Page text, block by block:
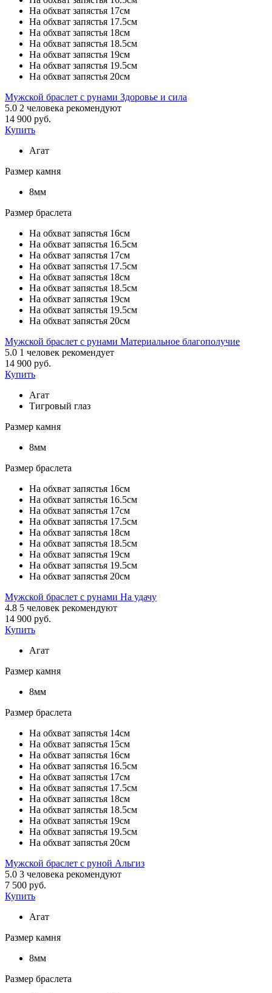
На обхват запястья 17см
На обхват запястья 17.5см
На обхват запястья 18см
На обхват запястья 18.5см
На обхват запястья 19см
На обхват запястья 19.5см
На обхват запястья 20см
Мужской браслет с рунами Здоровье и сила
5.0 2 человека рекомендуют
14 900 руб.
Купить
Агат
Размер камня
8мм
Размер браслета
На обхват запястья 16см
На обхват запястья 16.5см
На обхват запястья 17см
На обхват запястья 17.5см
На обхват запястья 18см
На обхват запястья 18.5см
На обхват запястья 19см
На обхват запястья 19.5см
На обхват запястья 20см
Мужской браслет с рунами Материальное благополучие
5.0 1 человек рекомендует
14 900 руб.
Купить
Агат
Тигровый глаз
Размер камня
8мм
Размер браслета
На обхват запястья 16см
На обхват запястья 16.5см
На обхват запястья 17см
На обхват запястья 17.5см
На обхват запястья 18см
На обхват запястья 18.5см
На обхват запястья 19см
На обхват запястья 19.5см
На обхват запястья 20см
Мужской браслет с рунами На удачу
4.8 5 человек рекомендуют
14 900 руб.
Купить
Агат
Размер камня
8мм
Размер браслета
На обхват запястья 14см
На обхват запястья 15см
На обхват запястья 16см
На обхват запястья 16.5см
На обхват запястья 17см
На обхват запястья 17.5см
На обхват запястья 18см
На обхват запястья 18.5см
На обхват запястья 19см
На обхват запястья 19.5см
На обхват запястья 20см
Мужской браслет с руной Альгиз
5.0 3 человека рекомендуют
7 500 руб.
Купить
Агат
Размер камня
8мм
Размер браслета